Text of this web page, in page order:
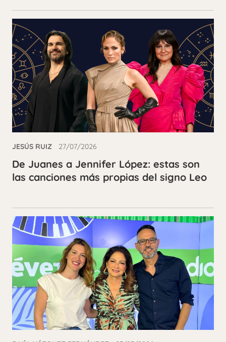
JESÚS RUIZ 27/07/2026
De Juanes a Jennifer López: estas son
las canciones más propias del signo Leo